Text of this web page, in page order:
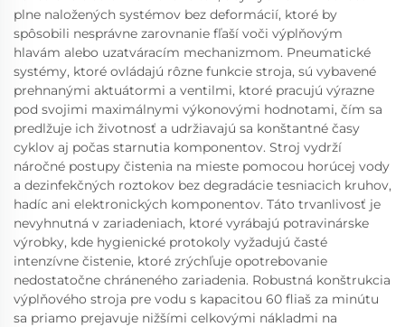
plne naložených systémov bez deformácií, ktoré by
spôsobili nesprávne zarovnanie fľaší voči výplňovým
hlavám alebo uzatváracím mechanizmom. Pneumatické
systémy, ktoré ovládajú rôzne funkcie stroja, sú vybavené
prehnanými aktuátormi a ventilmi, ktoré pracujú výrazne
pod svojimi maximálnymi výkonovými hodnotami, čím sa
predlžuje ich životnosť a udržiavajú sa konštantné časy
cyklov aj počas starnutia komponentov. Stroj vydrží
náročné postupy čistenia na mieste pomocou horúcej vody
a dezinfekčných roztokov bez degradácie tesniacich kruhov,
hadíc ani elektronických komponentov. Táto trvanlivosť je
nevyhnutná v zariadeniach, ktoré vyrábajú potravinárske
výrobky, kde hygienické protokoly vyžadujú časté
intenzívne čistenie, ktoré zrýchľuje opotrebovanie
nedostatočne chráneného zariadenia. Robustná konštrukcia
výplňového stroja pre vodu s kapacitou 60 fliaš za minútu
sa priamo prejavuje nižšími celkovými nákladmi na